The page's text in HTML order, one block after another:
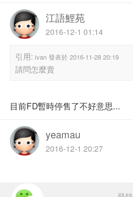
江語鯉苑
2016-12-1 01:14
引用: ivan 發表於 2016-11-28 20:19
請問怎麼賣
目前FD暫時停售了不好意思...
yeamau
2016-12-1 20:27